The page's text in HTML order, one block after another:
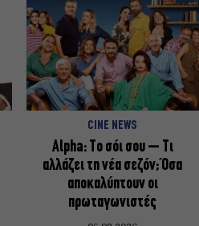
CINE NEWS
Alpha: Το σόι σου – Τι
αλλάζει τη νέα σεζόν; Όσα
αποκαλύπτουν οι
πρωταγωνιστές